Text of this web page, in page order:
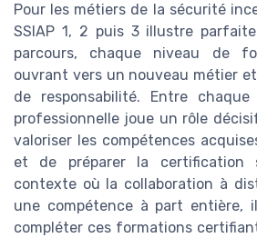
Pour les métiers de la sécurité
SSIAP 1, 2 puis 3 illustre
parcours, chaque niveau de
ouvrant vers un nouveau métier
de responsabilité. Entre chaque
professionnelle joue un rôle
valoriser les compétences
et de préparer la certification
contexte où la collaboration à
une compétence à part entière,
compléter ces formations